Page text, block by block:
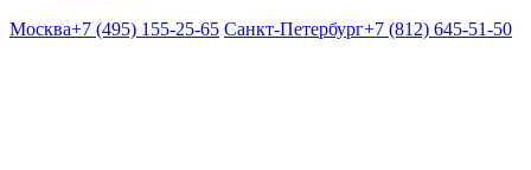
Москва+7 (495) 155-25-65 Санкт-Петербург+7 (812) 645-51-50